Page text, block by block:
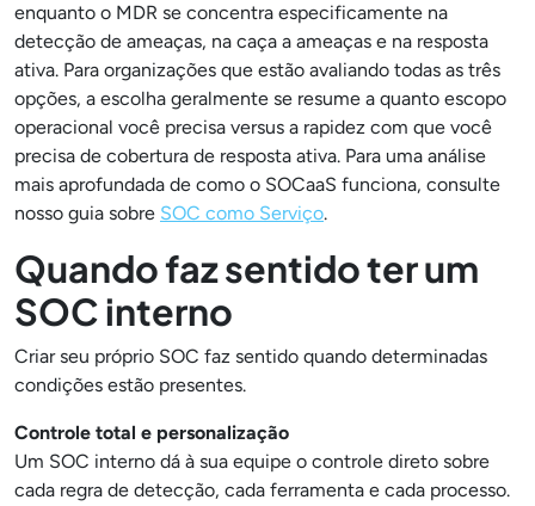
enquanto o MDR se concentra especificamente na
detecção de ameaças, na caça a ameaças e na resposta
ativa. Para organizações que estão avaliando todas as três
opções, a escolha geralmente se resume a quanto escopo
operacional você precisa versus a rapidez com que você
precisa de cobertura de resposta ativa. Para uma análise
mais aprofundada de como o SOCaaS funciona, consulte
nosso guia sobre SOC como Serviço.
Quando faz sentido ter um
SOC interno
Criar seu próprio SOC faz sentido quando determinadas
condições estão presentes.
Controle total e personalização
Um SOC interno dá à sua equipe o controle direto sobre
cada regra de detecção, cada ferramenta e cada processo.